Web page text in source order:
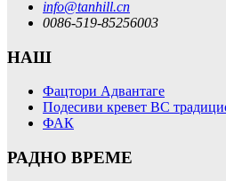
info@tanhill.cn
0086-519-85256003
НАШ
Фацтори Адвантаге
Подесиви кревет ВС
ФАК
РАДНО ВРЕМЕ